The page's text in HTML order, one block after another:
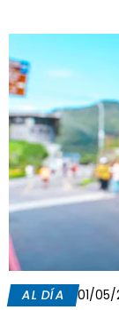
AL DÍA 01/05/